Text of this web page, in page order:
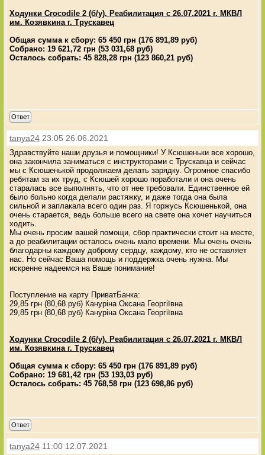
Ходунки Crocodile 2 (б/у). Реабилитация с 26.07.2021 г. МКВЛ
им. Козявкина г. Трускавец
Общая сумма к сбору: 65 450 грн (176 891,89 руб)
Собрано: 19 621,72 грн (53 031,68 руб)
Осталось собрать: 45 828,28 грн (123 860,21 руб)
Ответ
tanya24 23:05 26.06.2021
Здравствуйте наши друзья и помощники! У Ксюшеньки все хорошо,
она закончила заниматься с инструкторами с Трускавца и сейчас
мы с Ксюшенькой продолжаем делать зарядку. Огромное спасибо
ребятам за их труд, с Ксюшей хорошо поработали и она очень
старалась все выполнять, что от нее требовали. Единственное ей
было больно когда делали растяжку, и даже тогда она была
сильной и заплакала всего один раз. Я горжусь Ксюшенькой, она
очень старается, ведь больше всего на свете она хочет научиться
ходить.
Мы очень просим вашей помощи, сбор практически стоит на месте,
а до реабилитации осталось очень мало времени. Мы очень очень
благодарны каждому доброму сердцу, каждому, кто не оставляет
нас. Но сейчас Ваша помощь и поддержка очень нужна. Мы
искренне надеемся на Ваше понимание!
Поступление на карту ПриватБанка:
29,85 грн (80,68 руб) Кануріна Оксана Георгіївна
29,85 грн (80,68 руб) Кануріна Оксана Георгіївна
Ходунки Crocodile 2 (б/у). Реабилитация с 26.07.2021 г. МКВЛ
им. Козявкина г. Трускавец
Общая сумма к сбору: 65 450 грн (176 891,89 руб)
Собрано: 19 681,42 грн (53 193,03 руб)
Осталось собрать: 45 768,58 грн (123 698,86 руб)
Ответ
tanya24 11:00 12.07.2021